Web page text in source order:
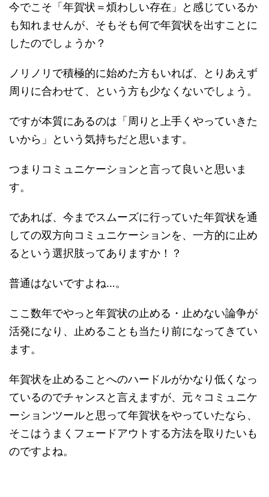
今でこそ「年賀状＝煩わしい存在」と感じているか
も知れませんが、そもそも何で年賀状を出すことに
したのでしょうか？
ノリノリで積極的に始めた方もいれば、とりあえず
周りに合わせて、という方も少なくないでしょう。
ですが本質にあるのは「周りと上手くやっていきた
いから」という気持ちだと思います。
つまりコミュニケーションと言って良いと思いま
す。
であれば、今までスムーズに行っていた年賀状を通
しての双方向コミュニケーションを、一方的に止め
るという選択肢ってありますか！？
普通はないですよね…。
ここ数年でやっと年賀状の止める・止めない論争が
活発になり、止めることも当たり前になってきてい
ます。
年賀状を止めることへのハードルがかなり低くなっ
ているのでチャンスと言えますが、元々コミュニケ
ーションツールと思って年賀状をやっていたなら、
そこはうまくフェードアウトする方法を取りたいも
のですよね。